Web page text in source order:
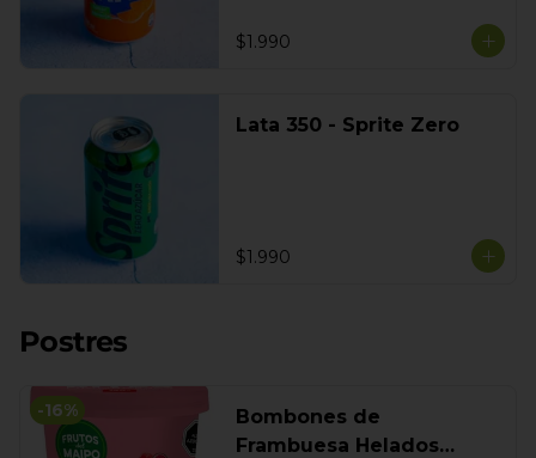
$1.990
Lata 350 - Sprite Zero
$1.990
Postres
-16%
Bombones de
Frambuesa Helados